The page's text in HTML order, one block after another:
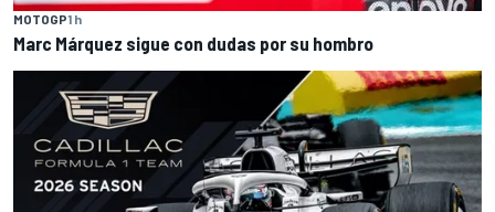
MOTOGP1 h
Marc Márquez sigue con dudas por su hombro